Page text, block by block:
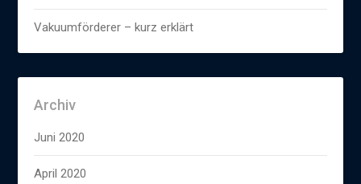
Vakuumförderer – kurz erklärt
Archiv
Juni 2020
April 2020